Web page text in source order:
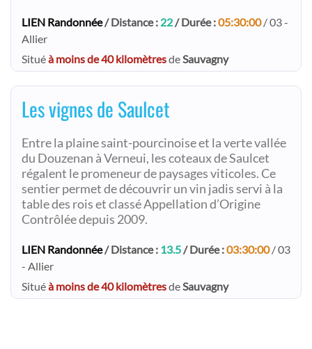
LIEN Randonnée/ Distance : 22/ Durée :05:30:00/ 03 -
Allier
Situéà moins de 40 kilomètresdeSauvagny
Les vignes de Saulcet
Entre la plaine saint-pourcinoise et la verte vallée
du Douzenan à Verneui, les coteaux de Saulcet
régalent le promeneur de paysages viticoles. Ce
sentier permet de découvrir un vin jadis servi à la
table des rois et classé Appellation d’Origine
Contrôlée depuis 2009.
LIEN Randonnée/ Distance : 13.5/ Durée :03:30:00/ 03
- Allier
Situéà moins de 40 kilomètresdeSauvagny